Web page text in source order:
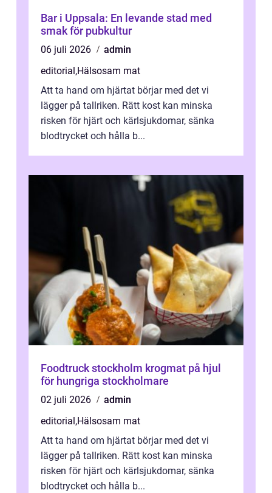
Bar i Uppsala: En levande stad med
smak för pubkultur
06 juli 2026
admin
editorial,Hälsosam mat
Att ta hand om hjärtat börjar med det vi
lägger på tallriken. Rätt kost kan minska
risken för hjärt och kärlsjukdomar, sänka
blodtrycket och hålla b...
Foodtruck stockholm krogmat på hjul
för hungriga stockholmare
02 juli 2026
admin
editorial,Hälsosam mat
Att ta hand om hjärtat börjar med det vi
lägger på tallriken. Rätt kost kan minska
risken för hjärt och kärlsjukdomar, sänka
blodtrycket och hålla b...